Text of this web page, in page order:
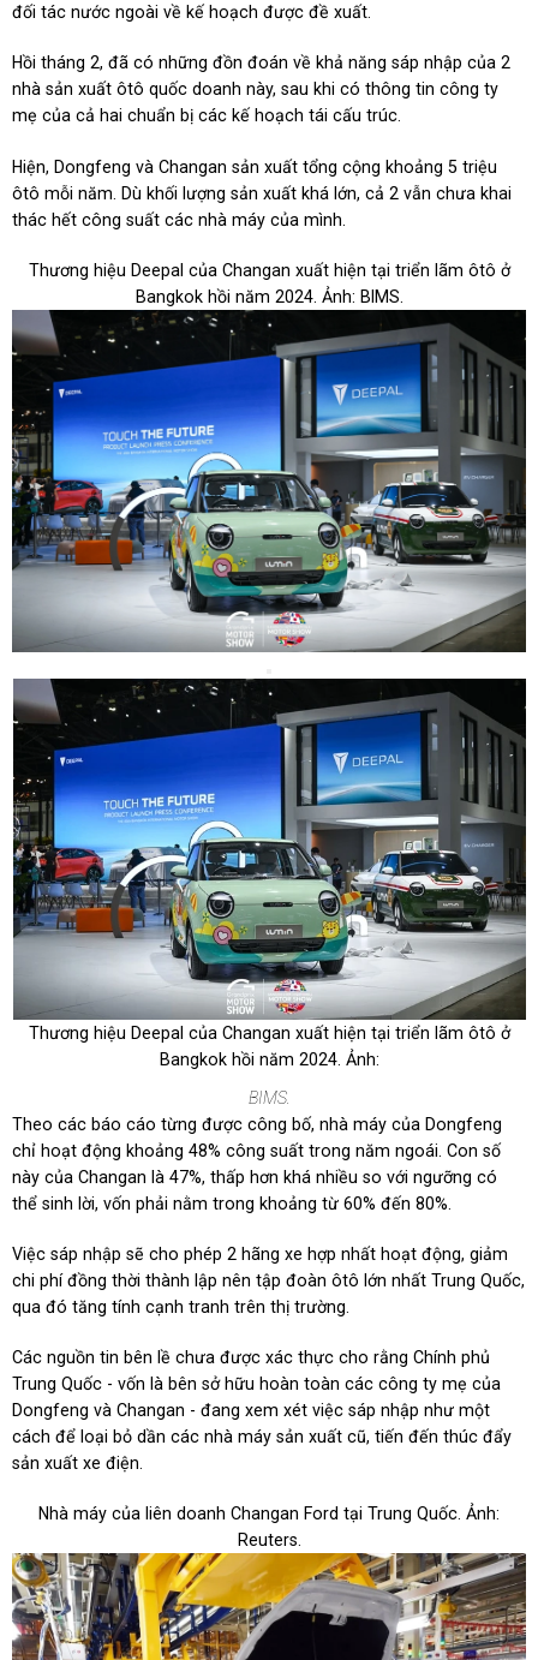
đối tác nước ngoài về kế hoạch được đề xuất.
Hồi tháng 2, đã có những đồn đoán về khả năng sáp nhập của 2
nhà sản xuất ôtô quốc doanh này, sau khi có thông tin công ty
mẹ của cả hai chuẩn bị các kế hoạch tái cấu trúc.
Hiện, Dongfeng và Changan sản xuất tổng cộng khoảng 5 triệu
ôtô mỗi năm. Dù khối lượng sản xuất khá lớn, cả 2 vẫn chưa khai
thác hết công suất các nhà máy của mình.
Thương hiệu Deepal của Changan xuất hiện tại triển lãm ôtô ở
Bangkok hồi năm 2024. Ảnh: BIMS.
Thương hiệu Deepal của Changan xuất hiện tại triển lãm ôtô ở
Bangkok hồi năm 2024. Ảnh:
BIMS.
Theo các báo cáo từng được công bố, nhà máy của Dongfeng
chỉ hoạt động khoảng 48% công suất trong năm ngoái. Con số
này của Changan là 47%, thấp hơn khá nhiều so với ngưỡng có
thể sinh lời, vốn phải nằm trong khoảng từ 60% đến 80%.
Việc sáp nhập sẽ cho phép 2 hãng xe hợp nhất hoạt động, giảm
chi phí đồng thời thành lập nên tập đoàn ôtô lớn nhất Trung Quốc,
qua đó tăng tính cạnh tranh trên thị trường.
Các nguồn tin bên lề chưa được xác thực cho rằng Chính phủ
Trung Quốc - vốn là bên sở hữu hoàn toàn các công ty mẹ của
Dongfeng và Changan - đang xem xét việc sáp nhập như một
cách để loại bỏ dần các nhà máy sản xuất cũ, tiến đến thúc đẩy
sản xuất xe điện.
Nhà máy của liên doanh Changan Ford tại Trung Quốc. Ảnh:
Reuters.